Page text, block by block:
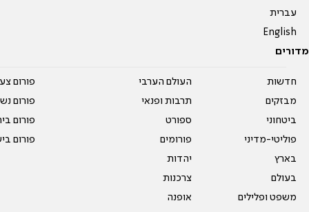
עברית
English
מדורים
חדשות
מבזקים
ביטחוני
פוליטי-מדיני
בארץ
בעולם
משפט ופלילים
העולם הערבי
תרבות ופנאי
ספורט
פורומים
יהדות
צרכנות
אופנה
פורום
פורום
פורום
פורום